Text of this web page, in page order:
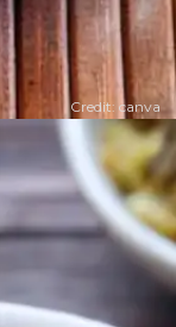
Credit: canva